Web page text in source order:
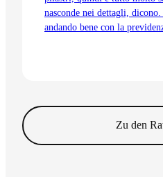
nasconde nei dettagli,
andando bene con la
Zu den